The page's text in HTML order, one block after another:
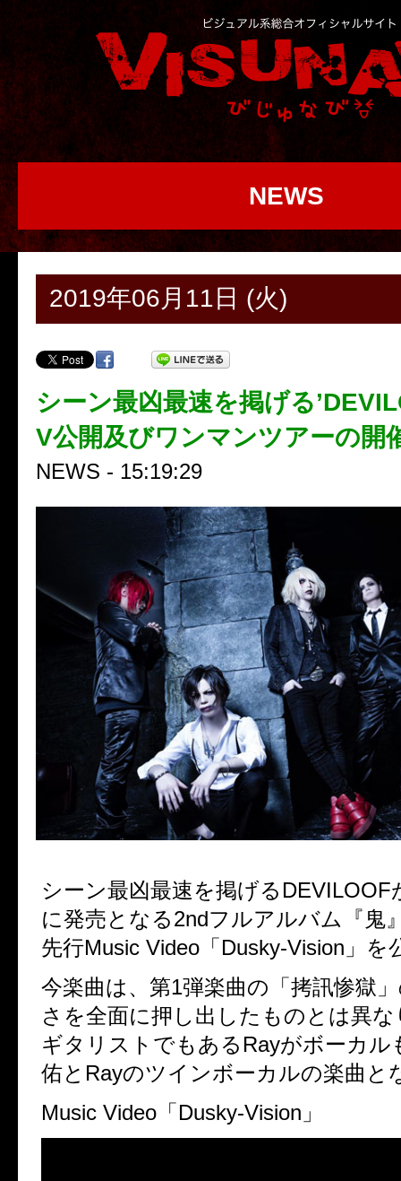
NEWS
2019年06月11日 (火)
シーン最凶最速を掲げる
V公開及びワンマンツアーの開
NEWS - 15:19:29
シーン最凶最速を掲げるDEVILOOF
に発売となる2ndフルアルバム『鬼
先行Music Video「Dusky-Vision」を
今楽曲は、第1弾楽曲の「拷訊惨獄
さを全面に押し出したものとは異
ギタリストでもあるRayがボーカル
佑とRayのツインボーカルの楽曲と
Music Video「Dusky-Vision」